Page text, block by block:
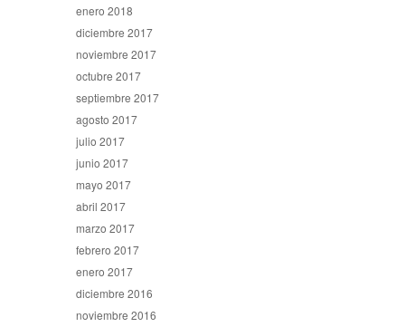
enero 2018
diciembre 2017
noviembre 2017
octubre 2017
septiembre 2017
agosto 2017
julio 2017
junio 2017
mayo 2017
abril 2017
marzo 2017
febrero 2017
enero 2017
diciembre 2016
noviembre 2016